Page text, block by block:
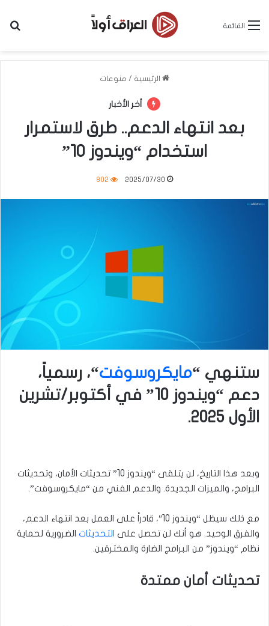
القائمة
الرئيسية / منوعات
أخر الأخبار
بعد انتهاء الدعم.. طرق لاستمرار
استخدام “ويندوز 10”
2025/07/30
802
ستنهي “مايكروسوفت“، رسمياً،
دعم “ويندوز 10” في أكتوبر/تشرين
الأول 2025.
وبعد هذا التاريخ، لن يتلقى “ويندوز 10” تحديثات الأمان، وتحديثات
البرامج، والميزات الجديدة. والدعم الفني من “مايكروسوفت”.
مع ذلك سيظل “ويندوز 10″، قادراً على العمل بعد انتهاء الدعم،
والفرق الوحيد. هو أنك لن تحصل على التحديثات الضرورية لحماية
نظام “ويندوز” من البرامج الضارة والمخترقين.
تحديثات أمان ممتدة